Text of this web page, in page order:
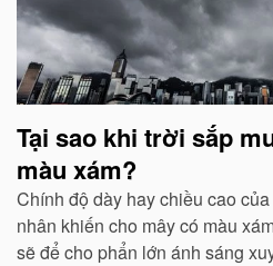
Tại sao khi trời sắp
màu xám?
Chính độ dày hay chiều cao
nhân khiến cho mây có màu
sẽ để cho phẩn lớn ánh sáng